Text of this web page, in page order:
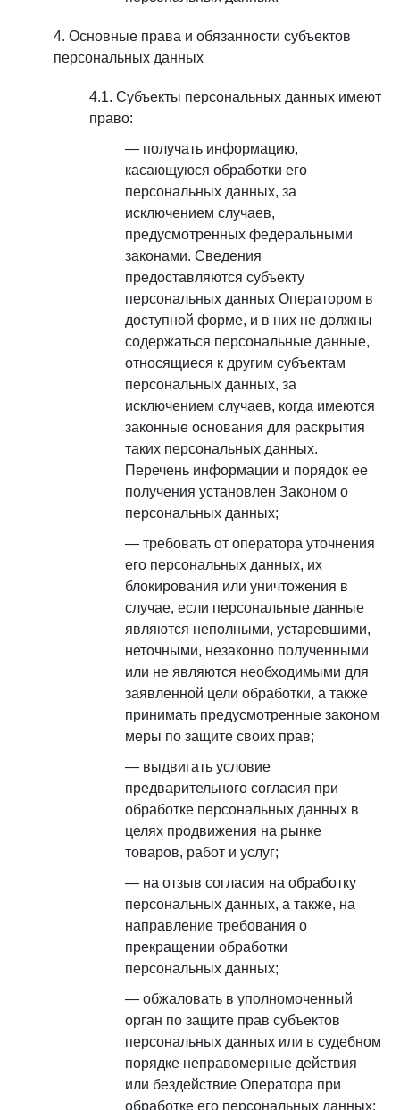
Основные права и обязанности субъектов
персональных данных
Субъекты персональных данных имеют
право:
получать информацию,
касающуюся обработки его
персональных данных, за
исключением случаев,
предусмотренных федеральными
законами. Сведения
предоставляются субъекту
персональных данных Оператором в
доступной форме, и в них не должны
содержаться персональные данные,
относящиеся к другим субъектам
персональных данных, за
исключением случаев, когда имеются
законные основания для раскрытия
таких персональных данных.
Перечень информации и порядок ее
получения установлен Законом о
персональных данных;
требовать от оператора уточнения
его персональных данных, их
блокирования или уничтожения в
случае, если персональные данные
являются неполными, устаревшими,
неточными, незаконно полученными
или не являются необходимыми для
заявленной цели обработки, а также
принимать предусмотренные законом
меры по защите своих прав;
выдвигать условие
предварительного согласия при
обработке персональных данных в
целях продвижения на рынке
товаров, работ и услуг;
на отзыв согласия на обработку
персональных данных, а также, на
направление требования о
прекращении обработки
персональных данных;
обжаловать в уполномоченный
орган по защите прав субъектов
персональных данных или в судебном
порядке неправомерные действия
или бездействие Оператора при
обработке его персональных данных;